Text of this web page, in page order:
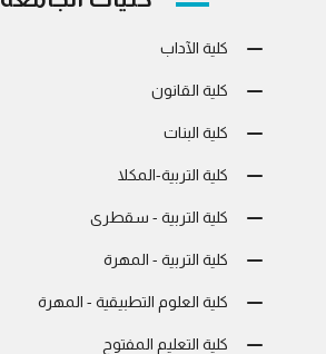
كلية الآداب
كلية القانون
كلية البنات
كلية التربية-المكلا
كلية التربية - سقطرى
كلية التربية - المهرة
كلية العلوم التطبيقية - المهرة
كلية التعليم المفتوح